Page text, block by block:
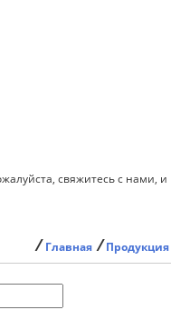
свяжитесь с нами,
⁄ Главная ⁄ Продукция